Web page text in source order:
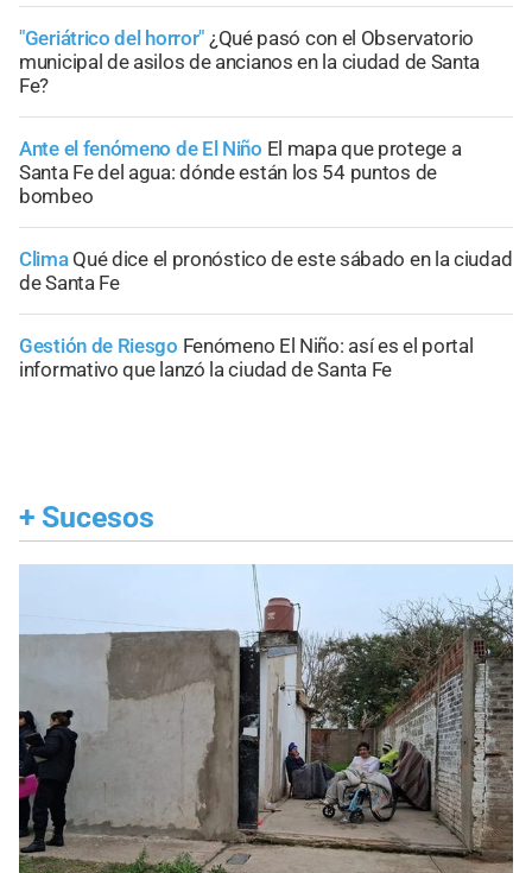
"Geriátrico del horror" ¿Qué pasó con el Observatorio
municipal de asilos de ancianos en la ciudad de Santa
Fe?
Ante el fenómeno de El Niño El mapa que protege a
Santa Fe del agua: dónde están los 54 puntos de
bombeo
Clima Qué dice el pronóstico de este sábado en la ciudad
de Santa Fe
Gestión de Riesgo Fenómeno El Niño: así es el portal
informativo que lanzó la ciudad de Santa Fe
+ Sucesos